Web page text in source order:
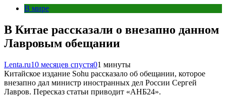
В мире
В Китае рассказали о внезапно данном
Лавровым обещании
Lenta.ru10 месяцев спустя01 минуты
Китайское издание Sohu рассказало об обещании, которое
внезапно дал министр иностранных дел России Сергей
Лавров. Пересказ статьи приводит «АНБ24».